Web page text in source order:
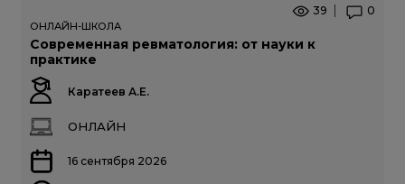
39 0
ОНЛАЙН-ШКОЛА
Современная ревматология: от науки к
практике
Каратеев А.Е.
ОНЛАЙН
16 сентября 2026